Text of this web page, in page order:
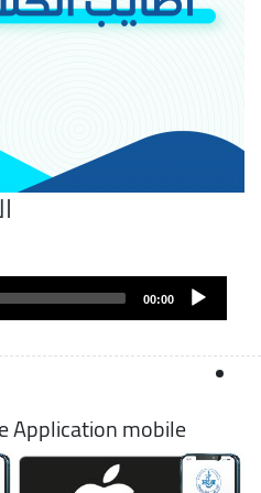
Fichier
audio
00:00
Application mobile